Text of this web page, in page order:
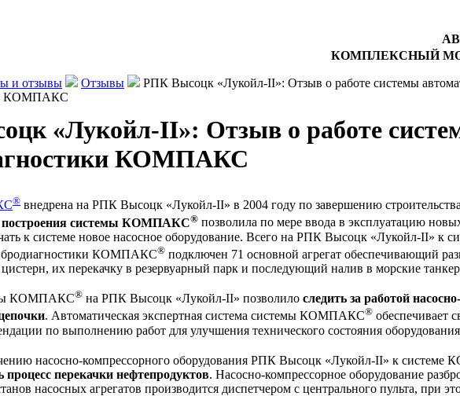
КОМПЛЕКСНЫЙ
и отзывы Отзывы
РПК Высоцк «Лукойл-II»: Отзыв о работе системы
КОМПАКС
«Лукойл-II»: Отзыв о работе
КОМПАКС
® внедрена на РПК Высоцк «Лукойл-II» в 2004 году по завершению
построения системы КОМПАКС® позволила по мере ввода в эксплуатацию
к системе новое насосное оборудование. Всего на РПК Высоцк «Лукойл-II» к
КОМПАКС® подключен 71 основной агрегат обеспечивающий
их перекачку в резервуарный парк и последующий налив в морские
КОМПАКС® на РПК Высоцк «Лукойл-II» позволило следить за работой
. Автоматическая экспертная система системы КОМПАКС® обеспечивает
по выполнению работ для улучшения технического состояния
насосно-компрессорного оборудования РПК Высоцк «Лукойл-II» к
процесс перекачки нефтепродуктов. Насосно-компрессорное оборудование
насосных агрегатов производится диспетчером с центрального пульта, при